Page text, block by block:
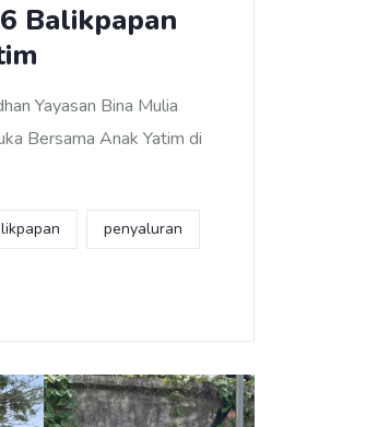
Balikpapan
Yayasan Bina Mulia
Bersama Anak Yatim di
penyaluran